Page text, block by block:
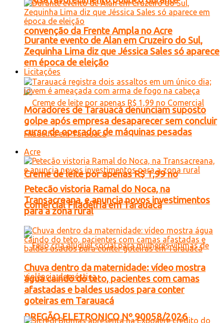
convenção da Frente Ampla no Acre
Licitações
Creme de leite por apenas R$ 1,99 no
Comercial Filadélfia em Tarauacá
PREGÃO ELETRONICO Nº 90058/2026
Durante evento de Alan em Cruzeiro do Sul,
Zequinha Lima diz que Jéssica Sales só aparece
em época de eleição
Moradores de Tarauacá denunciam suposto
golpe após empresa desaparecer sem concluir
curso de operador de máquinas pesadas
Acre
Petecão vistoria Ramal do Noca, na
Transacreana, e anuncia novos investimentos
para a zona rural
Chuva dentro da maternidade: vídeo mostra
água caindo do teto, pacientes com camas
afastadas e baldes usados para conter
goteiras em Tarauacá